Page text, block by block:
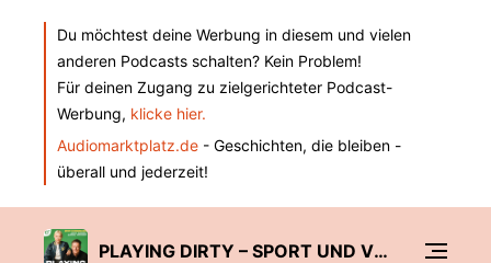
Du möchtest deine Werbung in diesem und vielen
anderen Podcasts schalten? Kein Problem!
Für deinen Zugang zu zielgerichteter Podcast-
Werbung, klicke hier.
Audiomarktplatz.de - Geschichten, die bleiben -
überall und jederzeit!
PLAYING DIRTY – SPORT UND VERBRECHEN